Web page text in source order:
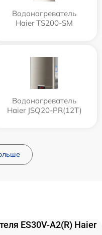
Водонагреватель
Haier TS200-SM
Водонагреватель
Haier JSQ20-PR(12T)
ES30V-A2(R) Haier